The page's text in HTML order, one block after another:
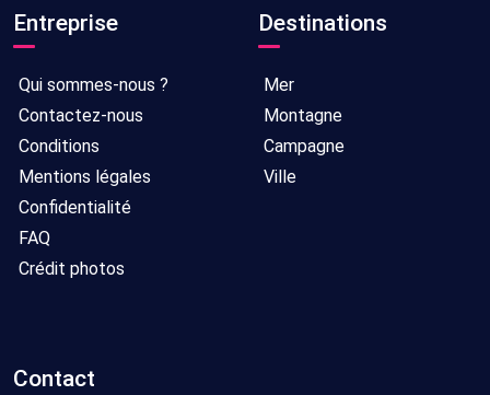
Entreprise
Qui sommes-nous ?
Contactez-nous
Conditions
Mentions légales
Confidentialité
FAQ
Crédit photos
Destinations
Mer
Montagne
Campagne
Ville
Contact